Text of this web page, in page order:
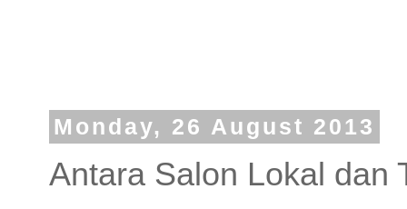
Monday, 26 August 2013
Antara Salon Lokal dan